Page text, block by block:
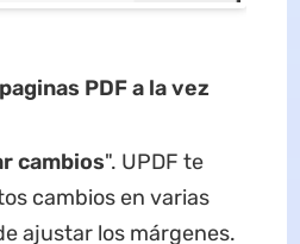
PDFa la vez
cambios". UPDF te
cambios en varias
ajustar los márgenes.